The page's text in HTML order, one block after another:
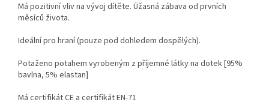
Má pozitivní vliv na vývoj dítěte. Úžasná zábava od prvních
měsíců života.
Ideální pro hraní (pouze pod dohledem dospělých).
Potaženo potahem vyrobeným z příjemné látky na dotek [95%
bavlna, 5% elastan]
Má certifikát CE a certifikát EN-71